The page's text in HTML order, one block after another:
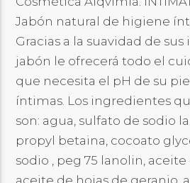
Jabón natural de higiene
Gracias a la suavidad de
jabón le ofrecerá todo el
que necesita el pH de su
íntimas. Los ingredientes
son: agua, sulfato de sodio
propyl betaina, cocoato
sodio , peg 75 lanolin,